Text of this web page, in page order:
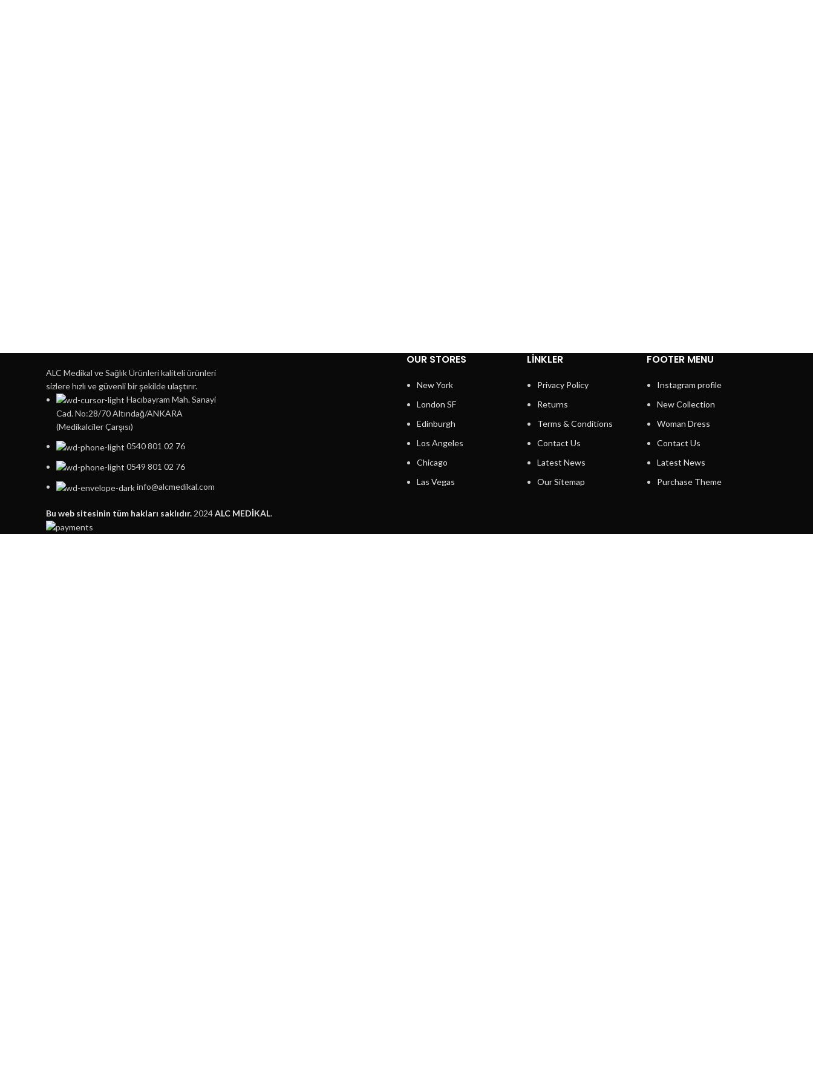
ALC Medikal ve Sağlık Ürünleri kaliteli ürünleri
sizlere hızlı ve güvenli bir şekilde ulaştırır.
Hacıbayram Mah. Sanayi
Cad. No:28/70 Altındağ/ANKARA
(Medikalciler Çarşısı)
0540 801 02 76
0549 801 02 76
info@alcmedikal.com
OUR STORES
New York
London SF
Edinburgh
Los Angeles
Chicago
Las Vegas
LINKLER
Privacy Policy
Returns
Terms & Conditions
Contact Us
Latest News
Our Sitemap
FOOTER MENU
Instagram profile
New Collection
Woman Dress
Contact Us
Latest News
Purchase Theme
Bu web sitesinin tüm hakları saklıdır. 2024ALC MEDİKAL.